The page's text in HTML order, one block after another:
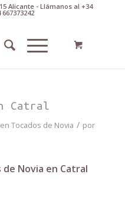
Alicante - Llámanos al +34
667373242
Catral
en Tocados de Novia / por
de Novia en Catral